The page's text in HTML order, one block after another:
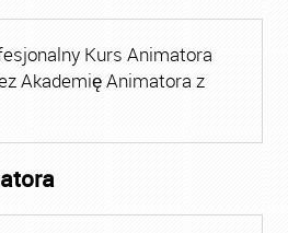
Kurs Animatora
Akademię Animatora z